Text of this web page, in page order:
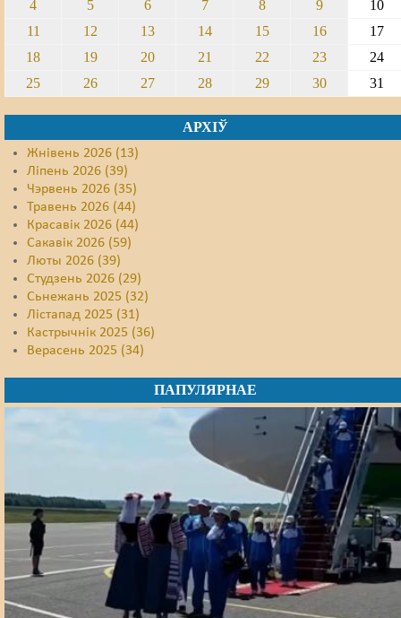
4
5 6 7 8 9
10
11
12 13 14 15 16
17
18
19 20 21 22 23
24
25
26 27 28 29 30 31
АРХІЎ
Жнівень 2026 (13)
Ліпень 2026 (39)
Чэрвень 2026 (35)
Травень 2026 (44)
Красавік 2026 (44)
Сакавік 2026 (59)
Люты 2026 (39)
Студзень 2026 (29)
Сьнежань 2025 (32)
Лістапад 2025 (31)
Кастрычнік 2025 (36)
Верасень 2025 (34)
ПАПУЛЯРНАЕ
Сьмяротнае пакараньне
Правы працоўных
Сацыяльныя правы